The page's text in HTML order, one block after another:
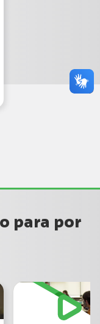
para por